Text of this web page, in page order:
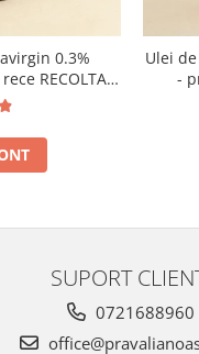
0.3%
RECOLTA
Ulei
-
SUPORT
0721688960